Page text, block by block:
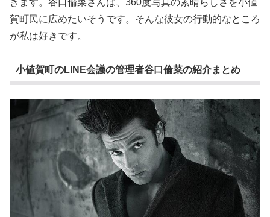
賀町民に広めたいそうです。そんな彼女の行動的なところ
が私は好きです。
小値賀町のLINE会議の管理者谷口倫菜の紹介まとめ